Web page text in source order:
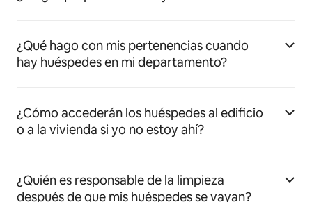
¿Qué hago con mis pertenencias cuando
hay huéspedes en mi departamento?
¿Cómo accederán los huéspedes al edificio
o a la vivienda si yo no estoy ahí?
¿Quién es responsable de la limpieza
después de que mis huéspedes se vayan?